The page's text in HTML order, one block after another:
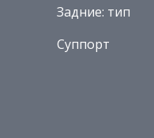
Задние: тип
Суппорт